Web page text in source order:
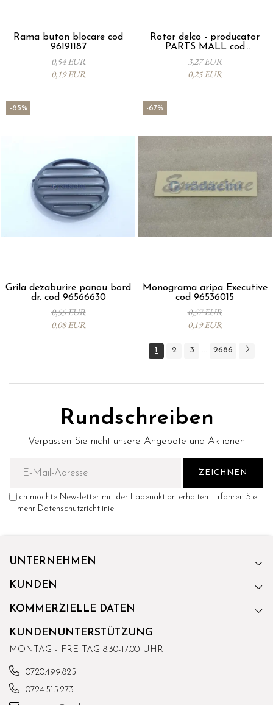
Rama buton blocare cod
96191187
0,54 EUR
0,19 EUR
Rotor delco - producator
PARTS MALL cod
33310A78B00-000
3,27 EUR
0,25 EUR
-85%
Grila dezaburire panou bord
dr. cod 96566630
0,55 EUR
0,08 EUR
-67%
Monograma aripa Executive
cod 96536015
0,57 EUR
0,19 EUR
1 2 3 ... 2686
Rundschreiben
Verpassen Sie nicht unsere Angebote und Aktionen
Ich möchte Newsletter mit der Ladenaktion erhalten. Erfahren Sie
mehr Datenschutzrichtlinie
UNTERNEHMEN
KUNDEN
KOMMERZIELLE DATEN
KUNDENUNTERSTÜTZUNG
MONTAG - FREITAG 8.30-17.00 UHR
0720.499.825
0724.515.273